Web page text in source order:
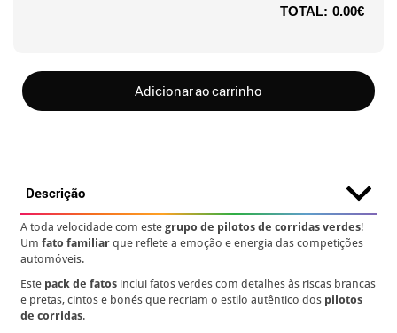
TOTAL: 0.00€
Adicionar ao carrinho
Descrição
A toda velocidade com estegrupo de pilotos de corridas verdes!
Umfato familiar que reflete a emoção e energia das competições
automóveis.
Este pack de fatos inclui fatos verdes com detalhes às riscas brancas
e pretas, cintos e bonés que recriam o estilo autêntico dos pilotos
de corridas.